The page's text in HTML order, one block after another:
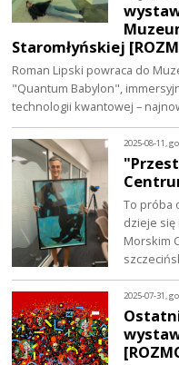
Staromłyńskiej
Roman Lipski powraca do
"Quantum Babylon",
technologii kwantowej –
2025-08-11,
To próba
dzieje się
Morskim
2025-07-31,